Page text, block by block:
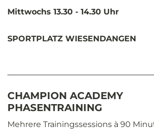
Mittwochs 13.30 - 14.30 Uhr
SPORTPLATZ WIESENDANGEN
CHAMPION ACADEMY
PHASENTRAINING
Mehrere Trainingssessions à 90